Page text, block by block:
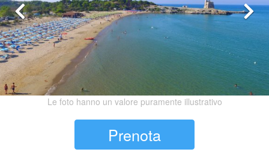
Le foto hanno un valore puramente illustrativo
Prenota